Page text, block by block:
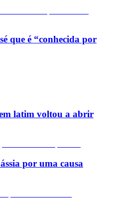
que é “conhecida por
latim voltou a abrir
por uma causa